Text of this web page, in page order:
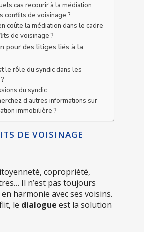
cas recourir à la médiation
conflits de voisinage ?
coûte la médiation dans le cadre
de voisinage ?
pour des litiges liés à la
le rôle du syndic dans les
du syndic
d’autres informations sur
immobilière ?
DE VOISINAGE
copropriété,
Il n’est pas toujours
harmonie avec ses voisins.
le dialogue est la solution